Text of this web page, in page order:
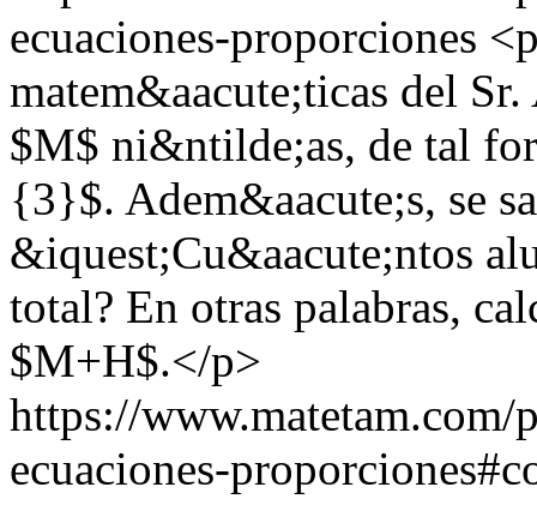
ecuaciones-proporciones
matem&aacute;ticas del
$M$ ni&ntilde;as, de tal
{3}$. Adem&aacute;s, se
&iquest;Cu&aacute;ntos
total? En otras palabras,
$M+H$.</p>
https://www.matetam.com/
ecuaciones-